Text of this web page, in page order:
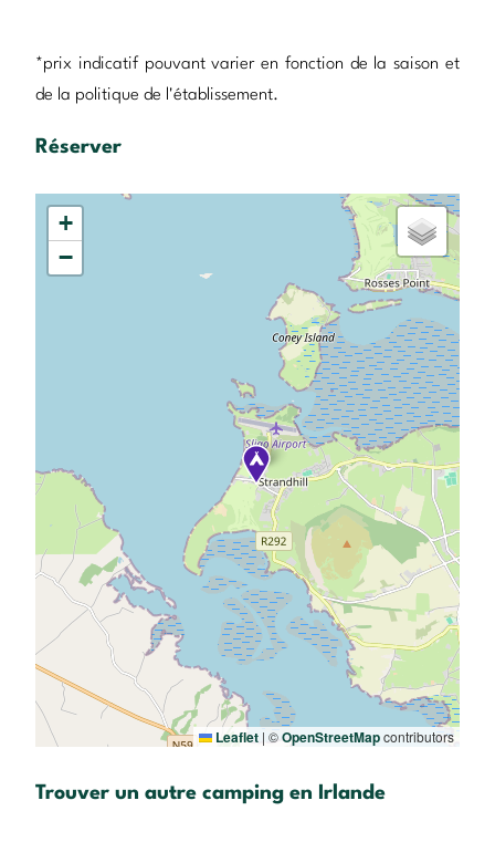
*prix indicatif pouvant varier en fonction de la saison et
de la politique de l'établissement.
Réserver
+
−
Leaflet | ©OpenStreetMapcontributors
Trouver un autre camping en Irlande